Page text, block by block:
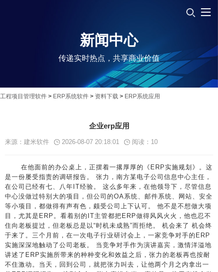
新闻中心
传递实时热点，共享商业价值
工程项目管理软件 > ERP系统软件 > 资料下载 > ERP系统应用
企业erp应用
来源：建米软件 2026-08-07 20:18:01 阅读： 10
在他面前的办公桌上，正摆着一撂厚厚的《ERP实施规划》。这
是一份屡受指责的调研报告。 张力，南方某电子公司信息中心主任，
在公司已经有七、八年IT经验。 这么多年来，在他领导下，尽管信息
中心没做过特别大的项目，但公司的OA系统、邮件系统、网站、安全
等小项目，都做得有声有色，颇受公司上下认可。 他不是不想做大项
目，尤其是ERP。看着别的IT主管都把ERP做得风风火火，他也忍不
住向老板提过，但老板总是以“时机未成熟”而拒绝。 机会来了 机会终
于来了。三个月前，在一次电子行业研讨会上，一家竞争对手的ERP
实施深深地触动了公司老板。 当竞争对手作为演讲嘉宾，激情洋溢地
讲述了ERP实施所带来的种种变化和效益之后，张力的老板再也按耐
不住激动。当天，回到公司，就把张力叫去，让他两个月之内拿出一